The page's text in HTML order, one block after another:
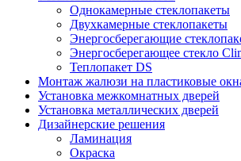
Однокамерные стеклопакеты
Двухкамерные стеклопакеты
Энергосберегающие
Энергосберегающее стекло
Теплопакет DS
Монтаж жалюзи на пластиковые
Установка межкомнатных дверей
Установка металлических дверей
Дизайнерские решения
Ламинация
Окраска